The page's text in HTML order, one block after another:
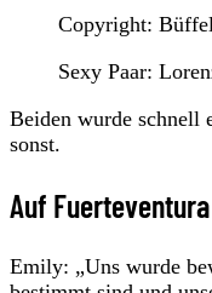
Copyright:
Sexy Paar:
Beiden wurde schnell
sonst.
Auf
Emily: „Uns wurde